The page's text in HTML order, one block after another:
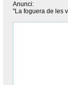
Anunci:
"La foguera de les